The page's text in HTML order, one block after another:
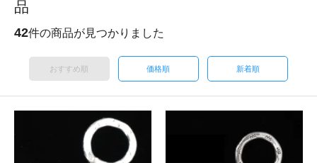
品
42件の商品が見つかりました
おすすめ順 価格順 新着順